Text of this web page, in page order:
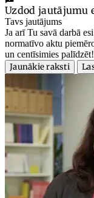
Uzdod jautājumu
Tavs jautājums
Ja arī Tu savā darbā
normatīvo aktu
un centīsimies palīdzēt!
Jaunākie raksti